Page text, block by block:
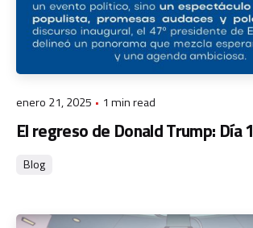
enero 21, 2025 1 min read
El regreso de Donald Trump: Día 1
Blog